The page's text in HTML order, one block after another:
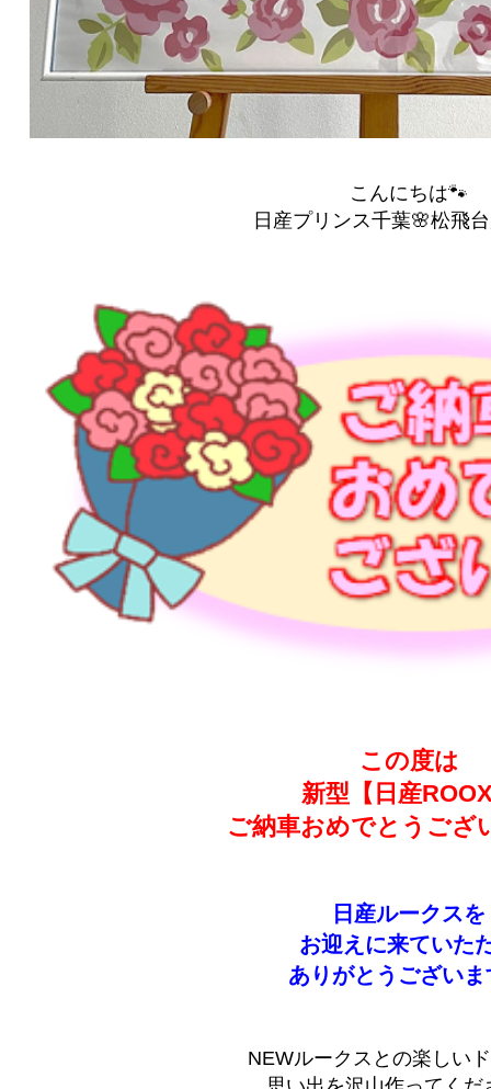
こんにちは🐾
日産プリンス千葉🌸松飛
この度は
新型【日産
ご納車おめでとうご
日産ルークスを
お迎えに来ていた
ありがとうござい
NEWルークスとの楽しい